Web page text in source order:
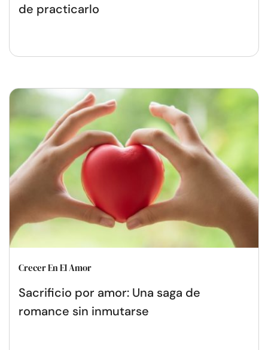
de practicarlo
Crecer En El Amor
Sacrificio por amor: Una saga de
romance sin inmutarse